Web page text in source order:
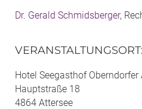
Dr. Gerald Schmidsberger,
VERANSTALTUNGSORT:
Hotel Seegasthof Oberndorfer
Hauptstraße 18
4864 Attersee